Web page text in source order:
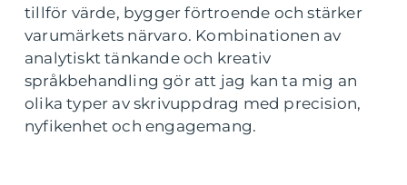
tillför värde, bygger förtroende och stärker
varumärkets närvaro. Kombinationen av
analytiskt tänkande och kreativ
språkbehandling gör att jag kan ta mig an
olika typer av skrivuppdrag med precision,
nyfikenhet och engagemang.